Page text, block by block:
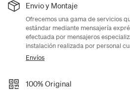
Envio y Montaje
Ofrecemos una gama de servicios
estándar mediante mensajería
efectuada por mensajeros
instalación realizada por personal
Envíos
100% Original